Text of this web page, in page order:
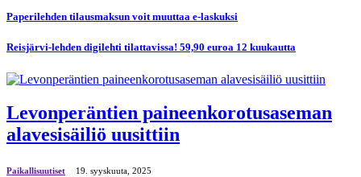
Paperilehden tilausmaksun voit muuttaa e-laskuksi
Reisjärvi-lehden digilehti tilattavissa! 59,90 euroa 12 kuukautta
Levonperäntien paineenkorotusaseman
alavesisäiliö uusittiin
Paikallisuutiset 19. syyskuuta, 2025